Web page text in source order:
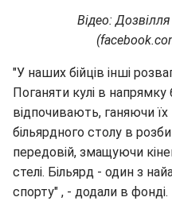
Відео: Дозвілля
"У наших бійців інші
Поганяти кулі в
відпочивають, ганяючи
більярдного столу в
передовій, змащуючи
стелі. Більярд - один з
спорту" , - додали в фонді.